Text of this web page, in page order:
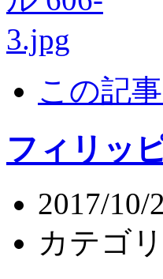
この記
フィリッ
2017/10/
カテゴリ